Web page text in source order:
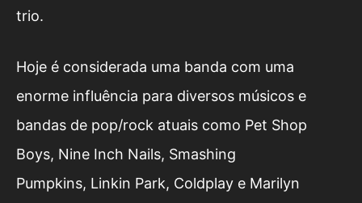
trio.
Hoje é considerada uma banda com uma
enorme influência para diversos músicos e
bandas de pop/rock atuais como Pet Shop
Boys, Nine Inch Nails, Smashing
Pumpkins, Linkin Park, Coldplay e Marilyn